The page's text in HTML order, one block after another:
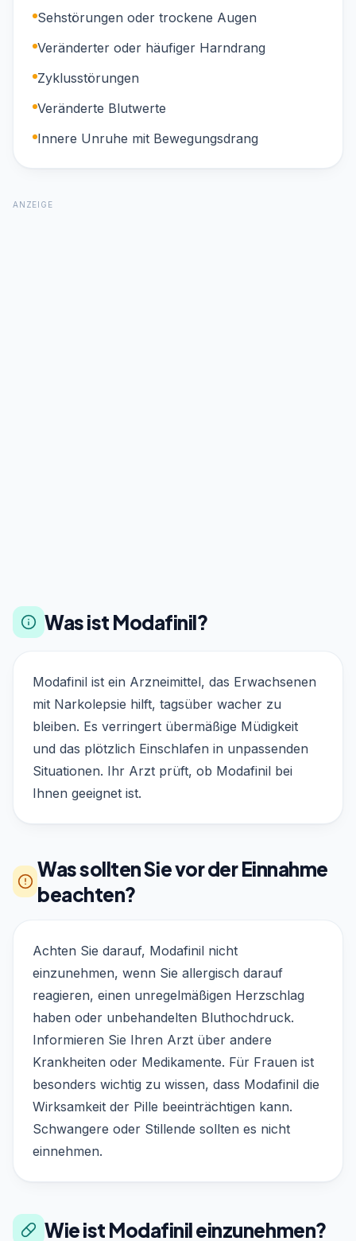
Sehstörungen oder trockene Augen
Veränderter oder häufiger Harndrang
Zyklusstörungen
Veränderte Blutwerte
Innere Unruhe mit Bewegungsdrang
ANZEIGE
Was ist Modafinil?
Modafinil ist ein Arzneimittel, das Erwachsenen
mit Narkolepsie hilft, tagsüber wacher zu
bleiben. Es verringert übermäßige Müdigkeit
und das plötzlich Einschlafen in unpassenden
Situationen. Ihr Arzt prüft, ob Modafinil bei
Ihnen geeignet ist.
Was sollten Sie vor der Einnahme
beachten?
Achten Sie darauf, Modafinil nicht
einzunehmen, wenn Sie allergisch darauf
reagieren, einen unregelmäßigen Herzschlag
haben oder unbehandelten Bluthochdruck.
Informieren Sie Ihren Arzt über andere
Krankheiten oder Medikamente. Für Frauen ist
besonders wichtig zu wissen, dass Modafinil die
Wirksamkeit der Pille beeinträchtigen kann.
Schwangere oder Stillende sollten es nicht
einnehmen.
Wie ist Modafinil einzunehmen?